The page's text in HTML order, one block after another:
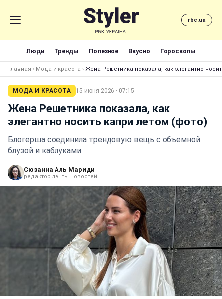
rbc.ua
Люди Тренды Полезное Вкусно Гороскопы
Главная › Мода и красота › Жена Решетника показала, как элегантно
МОДА И КРАСОТА 15 июня 2026 · 07:15
Жена Решетника показала, как
элегантно носить капри летом (фото)
Блогерша соединила трендовую вещь с объемной
блузой и каблуками
Сюзанна Аль Мариди
редактор ленты новостей